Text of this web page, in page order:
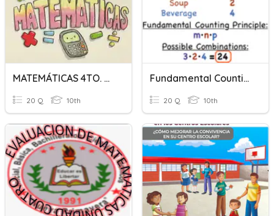
MATEMÁTICAS 4TO. EXÁMEN
20 Q 10th
Fundamental Counting Principle
20 Q 10th